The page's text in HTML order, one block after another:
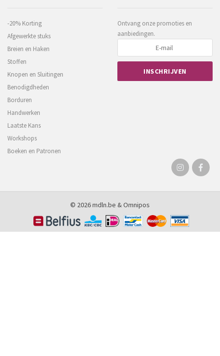
-20% Korting
Afgewerkte stuks
Breien en Haken
Stoffen
Knopen en Sluitingen
Benodigdheden
Borduren
Handwerken
Laatste Kans
Workshops
Boeken en Patronen
Ontvang onze promoties en
aanbiedingen.
© 2026 mdln.be &Omnipos